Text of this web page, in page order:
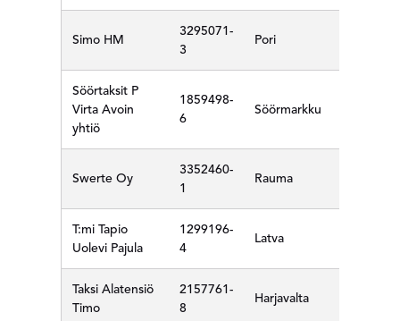
Simo HM
3295071-
3
Pori
Söörtaksit P
Virta Avoin
yhtiö
1859498-
6
Söörmarkku
Swerte Oy
3352460-
1
Rauma
T:mi Tapio
Uolevi Pajula
1299196-
4
Latva
Taksi Alatensiö
Timo
2157761-
8
Harjavalta